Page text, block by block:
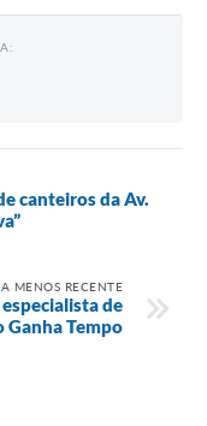
canteiros da Av.
MENOS RECENTE
de
Ganha Tempo